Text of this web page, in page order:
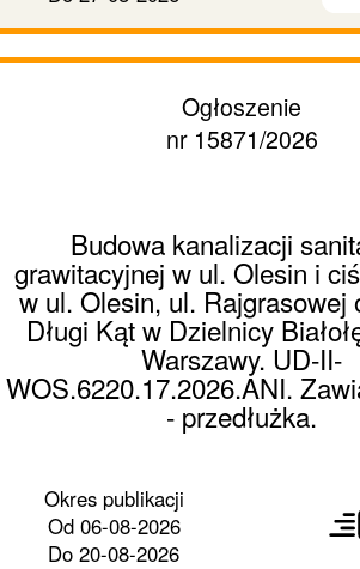
Ogłoszenie
nr 15871/2026
Budowa kanalizacji
grawitacyjnej w ul. Olesin i
w ul. Olesin, ul. Rajgrasowej
Długi Kąt w Dzielnicy
Warszawy. UD-II-
WOS.6220.17.2026.ANI.
- przedłużka.
Okres publikacji
Od06-08-2026
Do 20-08-2026
dalej